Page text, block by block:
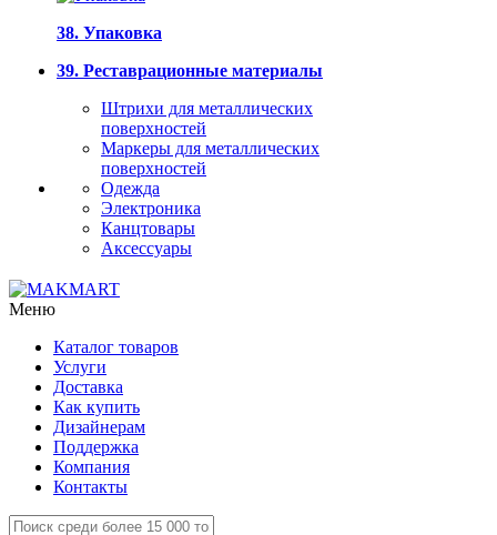
38. Упаковка
39. Реставрационные материалы
Штрихи для металлических
поверхностей
Маркеры для металлических
поверхностей
Одежда
Электроника
Канцтовары
Аксессуары
Меню
Каталог товаров
Услуги
Доставка
Как купить
Дизайнерам
Поддержка
Компания
Контакты